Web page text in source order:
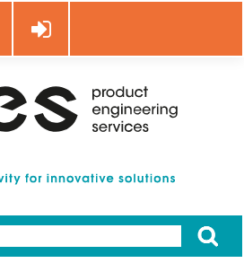
Se connecter
Apply